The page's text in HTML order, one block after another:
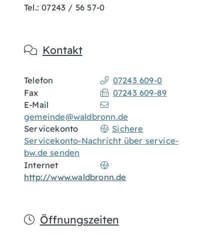
Tel.: 07243 / 56 57-0
Kontakt
Telefon
07243 609-0
Fax
07243 609-89
E-Mail
gemeinde@waldbronn.de
Servicekonto
Sichere
Servicekonto-Nachricht über service-
bw.de senden
Internet
http://www.waldbronn.de
Öffnungszeiten